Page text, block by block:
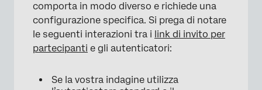
comporta in modo diverso e richiede una
configurazione specifica. Si prega di notare
le seguenti interazioni tra i link di invito per
partecipanti e gli autenticatori:
Se la vostra indagine utilizza